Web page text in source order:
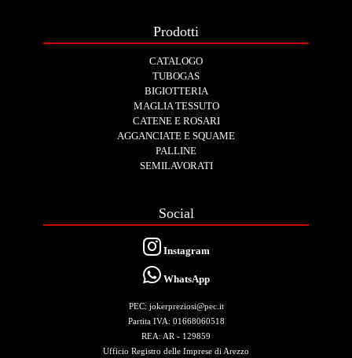
Prodotti
CATALOGO
TUBOGAS
BIGIOTTERIA
MAGLIA TESSUTO
CATENE E ROSARI
AGGANCIATE E SQUAME
PALLINE
SEMILAVORATI
Social
Instagram
WhatsApp
PEC: jokerpreziosi@pec.it
Partita IVA: 01668060518
REA: AR - 129859
Ufficio Registro delle Imprese di Arezzo